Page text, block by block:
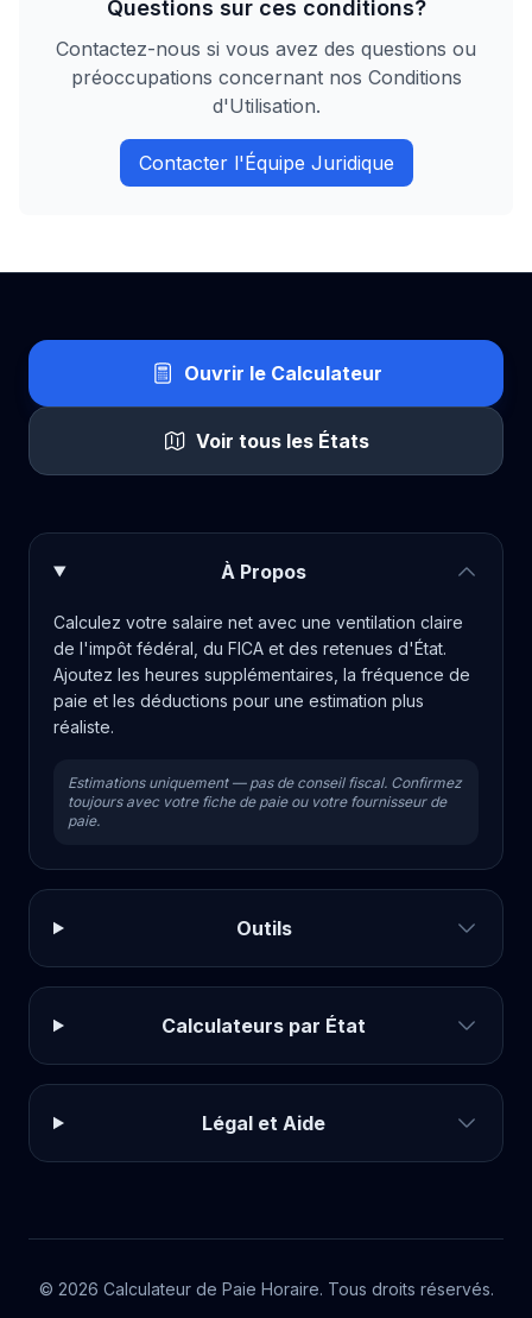
Questions sur ces conditions?
Contactez-nous si vous avez des questions ou
préoccupations concernant nos Conditions
d'Utilisation.
Contacter l'Équipe Juridique
Ouvrir le Calculateur
Voir tous les États
À Propos
Calculez votre salaire net avec une ventilation claire
de l'impôt fédéral, du FICA et des retenues d'État.
Ajoutez les heures supplémentaires, la fréquence de
paie et les déductions pour une estimation plus
réaliste.
Estimations uniquement — pas de conseil fiscal. Confirmez
toujours avec votre fiche de paie ou votre fournisseur de
paie.
Outils
Calculateurs par État
Légal et Aide
© 2026 Calculateur de Paie Horaire. Tous droits réservés.